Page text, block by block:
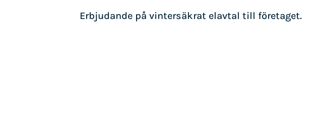
Erbjudande på vintersäkrat elavtal till företaget.